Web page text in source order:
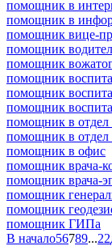
помощник в
помощник в
помощник вице-
помощник
помощник
помощник
помощник
помощник
помощник в отдел
помощник в отдел
помощник в офис
помощник врача-
помощник врача-
помощник
помощник
помощник ГИПа
В начало56789...22